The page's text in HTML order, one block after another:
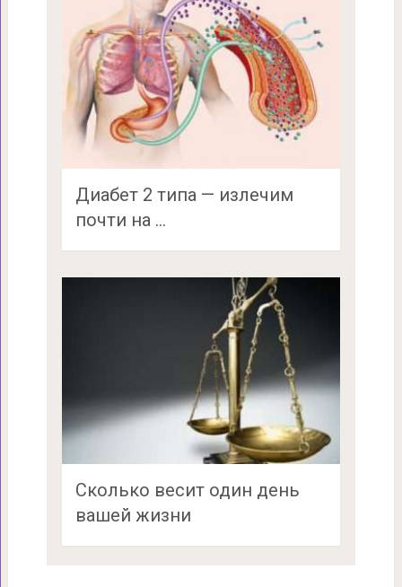
Диабет 2 типа — излечим
почти на …
Сколько весит один день
вашей жизни